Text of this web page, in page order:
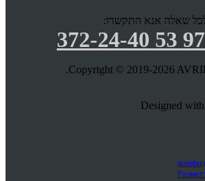
שאלה אנא התקשרו:
Copyright © 2019-2026
Designed with